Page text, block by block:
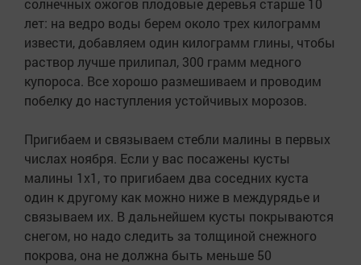
солнечных ожогов плодовые деревья старше 10
лет: на ведро воды берем около трех килограмм
извести, добавляем один килограмм глины, чтобы
раствор лучше прилипал, 300 грамм медного
купороса. Все хорошо размешиваем и проводим
побелку до наступления устойчивых морозов.
Пригибаем и связываем стебли малины в первых
числах ноября. Если у вас посажены кусты
малины 1х1, то пригибаем два соседних куста
один к другому как можно ниже в междурядье и
связываем их. В дальнейшем кусты покрываются
снегом, но надо следить за толщиной снежного
покрова, она не должна быть меньше 50